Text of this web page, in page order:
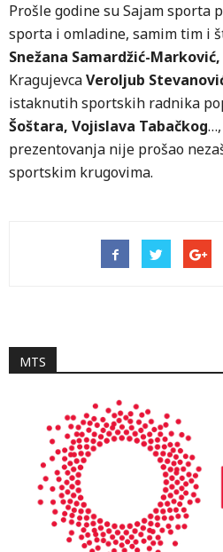
Prošle godine su Sajam sporta
sporta i omladine, samim tim i
Snežana Samardžić-Marković,
KragujevcaVeroljub
istaknutih sportskih radnika
Šoštara, Vojislava Tabačkog
prezentovanja nije prošao
sportskim krugovima.
MTS